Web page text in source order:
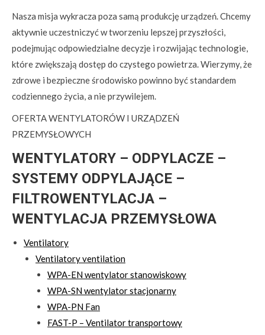
Nasza misja wykracza poza samą produkcję urządzeń. Chcemy
aktywnie uczestniczyć w tworzeniu lepszej przyszłości,
podejmując odpowiedzialne decyzje i rozwijając technologie,
które zwiększają dostęp do czystego powietrza. Wierzymy, że
zdrowe i bezpieczne środowisko powinno być standardem
codziennego życia, a nie przywilejem.
OFERTA WENTYLATORÓW I URZĄDZEŃ
PRZEMYSŁOWYCH
WENTYLATORY – ODPYLACZE –
SYSTEMY ODPYLAJĄCE –
FILTROWENTYLACJA –
WENTYLACJA PRZEMYSŁOWA
Ventilatory
Ventilatory ventilation
WPA-EN wentylator stanowiskowy
WPA-SN wentylator stacjonarny
WPA-PN Fan
FAST-P – Ventilator transportowy